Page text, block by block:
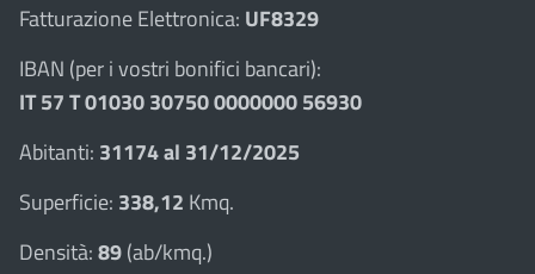
Fatturazione Elettronica: UF8329
IBAN (per i vostri bonifici bancari):
IT 57 T 01030 30750 0000000 56930
Abitanti: 31174 al 31/12/2025
Superficie: 338,12 Kmq.
Densità:89(ab/kmq.)